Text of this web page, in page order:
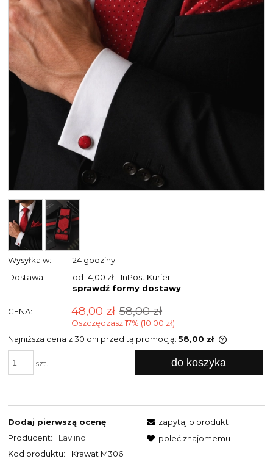
Wysyłka w:
24 godziny
Dostawa:
od 14,00 zł - InPost Kurier
sprawdź formy dostawy
CENA: 48,00 zł 58,00 zł
Oszczędzasz 17% (10.00 zł)
Najniższa cena z 30 dni przed tą promocją: 58,00 zł
Jeżeli
cena od
szt. do koszyka
Dodaj pierwszą ocenę
Producent:
Laviino
Kod produktu:
Krawat M306
zapytaj o produkt
poleć znajomemu